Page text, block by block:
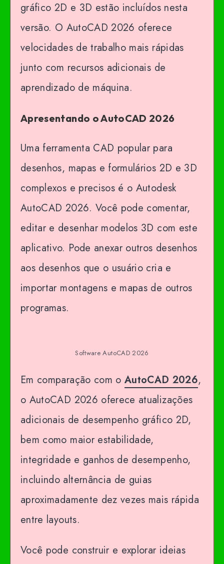
gráfico 2D e 3D estão incluídos nesta
versão. O AutoCAD 2026 oferece
velocidades de trabalho mais rápidas
junto com recursos adicionais de
aprendizado de máquina.
Apresentando o AutoCAD 2026
Uma ferramenta CAD popular para
desenhos, mapas e formulários 2D e 3D
complexos e precisos é o Autodesk
AutoCAD 2026. Você pode comentar,
editar e desenhar modelos 3D com este
aplicativo. Pode anexar outros desenhos
aos desenhos que o usuário cria e
importar montagens e mapas de outros
programas.
Software AutoCAD 2026
Em comparação com o AutoCAD 2026,
o AutoCAD 2026 oferece atualizações
adicionais de desempenho gráfico 2D,
bem como maior estabilidade,
integridade e ganhos de desempenho,
incluindo alternância de guias
aproximadamente dez vezes mais rápida
entre layouts.
Você pode construir e explorar ideias